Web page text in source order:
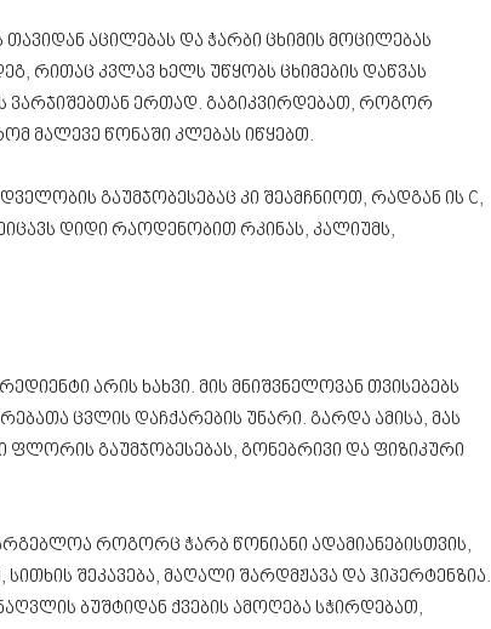
აცილებას და ჭარბი ცხიმის მოცილებას
რითაც კვლავ ხელს უწყობს ცხიმების დაწვას
ვარჯიშებთან ერთად. გაგიკვირდებათ, როგორ
მალევე წონაში კლებას იწყებთ.
გაუმჯობესებაც კი შეამჩნიოთ, რადგან ის C,
შეიცავს დიდი რაოდენობით რკინას, კალიუმს,
არის ხახვი. მის მნიშვნელოვან თვისებებს
ცვლის დაჩქარების უნარი. გარდა ამისა, მას
ფლორის გაუმჯობესებას, გონებრივი და ფიზიკური
როგორც ჭარბ წონიანი ადამიანებისთვის,
შეკავება, მაღალი შარდმჟავა და ჰიპერტენზია.
ბუშტიდან ქვების ამოღება სჭირდებათ,